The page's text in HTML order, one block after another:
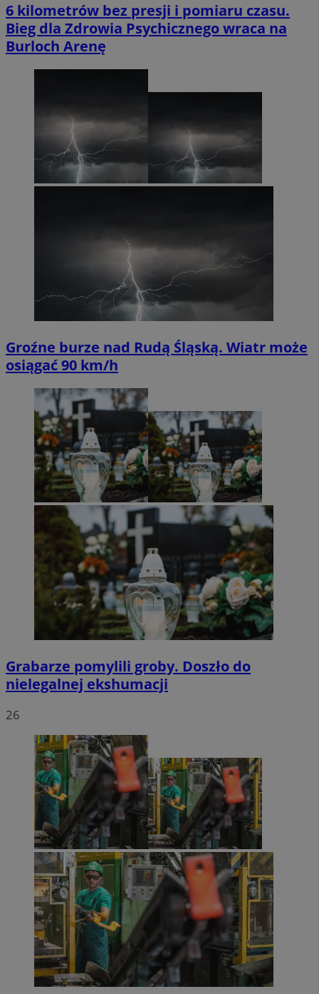
6 kilometrów bez presji i pomiaru czasu.
Bieg dla Zdrowia Psychicznego wraca na
Burloch Arenę
Groźne burze nad Rudą Śląską. Wiatr może
osiągać 90 km/h
Grabarze pomylili groby. Doszło do
nielegalnej ekshumacji
26